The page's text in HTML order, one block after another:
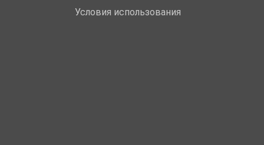
Условия использования